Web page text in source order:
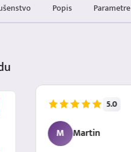
Popis Parametre
5.0
M Martin